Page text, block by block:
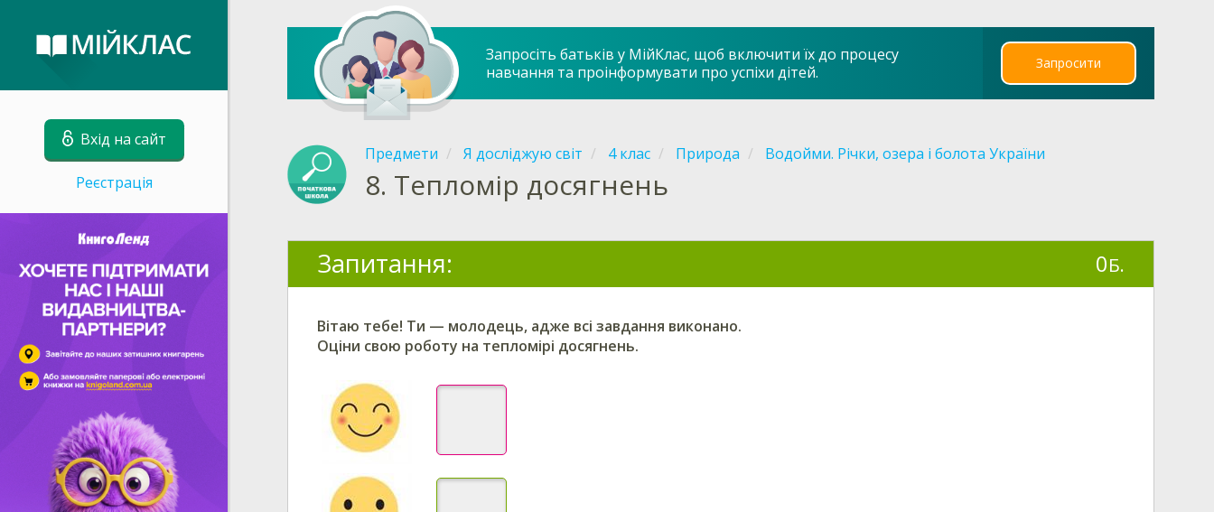
Вхід на сайт
Реєстрація
Запросіть батьків у МійКлас, щоб включити їх до процесу
навчання та проінформувати про успіхи дітей.
Запросити
Предмети Я досліджую світ 4 клас Природа Водойми. Річки, озера і болота України
8. Тепломір досягнень
Запитання: 0Б.
Вітаю тебе! Ти — молодець, адже всі завдання виконано.
Оціни свою роботу на тепломірі досягнень.